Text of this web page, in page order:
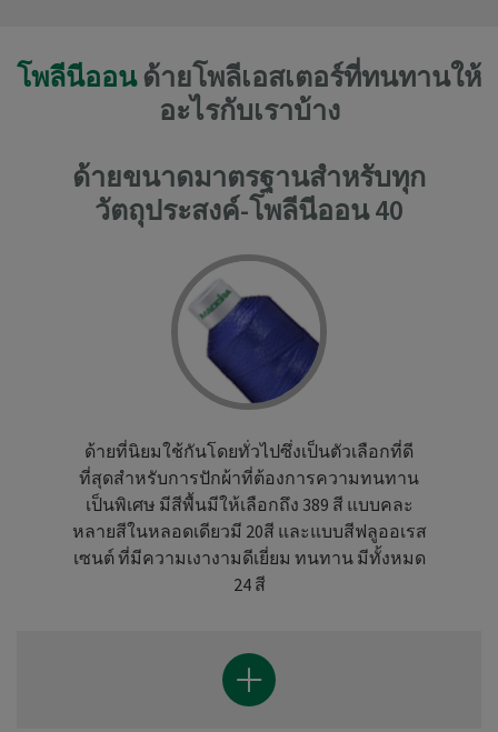
โพลีนีออนด้ายโพลีเอสเตอร์ที่ทนทานให้
อะไรกับเราบ้าง
ด้ายขนาดมาตรฐานสำหรับทุก
วัตถุประสงค์-โพลีนีออน 40
ด้ายที่นิยมใช้กันโดยทั่วไปซึ่งเป็นตัวเลือกที่ดี
ที่สุดสำหรับการปักผ้าที่ต้องการความทนทาน
เป็นพิเศษ มีสีพื้นมีให้เลือกถึง 389 สี แบบคละ
หลายสีในหลอดเดียวมี 20สี และแบบสีฟลูออเรส
เซนต์ ที่มีความเงางามดีเยี่ยม ทนทาน มีทั้งหมด
24 สี